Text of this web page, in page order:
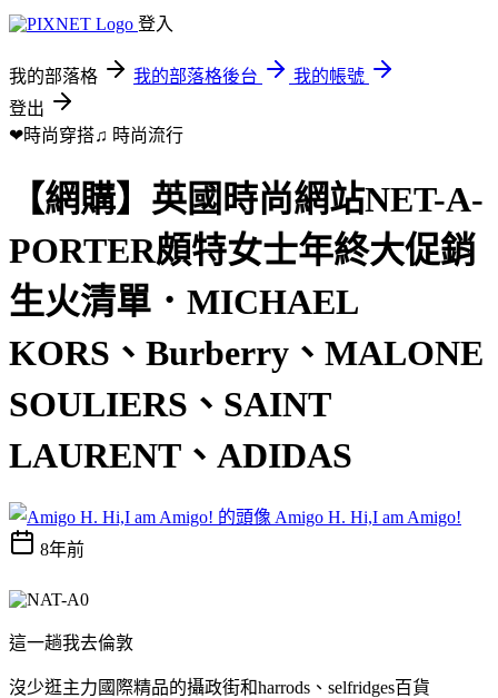
登入
我的部落格 我的部落格後台
我的帳號
登出
❤時尚穿搭♫ 時尚流行
【網購】英國時尚網站NET-A-
PORTER頗特女士年終大促銷
生火清單．MICHAEL
KORS、Burberry、MALONE
SOULIERS、SAINT
LAURENT、ADIDAS
Amigo H. Hi,I am Amigo!
8年前
這一趟我去倫敦
沒少逛主力國際精品的攝政街和harrods、selfridges百貨